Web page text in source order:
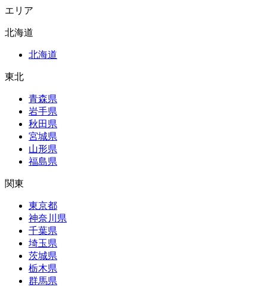
エリア
北海道
北海道
東北
青森県
岩手県
秋田県
宮城県
山形県
福島県
関東
東京都
神奈川県
千葉県
埼玉県
茨城県
栃木県
群馬県